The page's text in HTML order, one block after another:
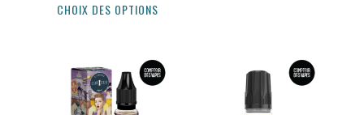
CHOIX DES OPTIONS